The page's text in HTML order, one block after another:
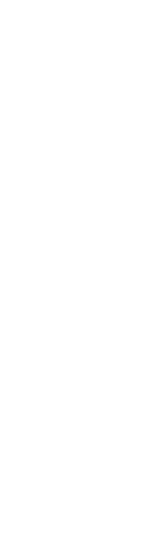
PRED
u Los
odmora?
u Sarajevo
...